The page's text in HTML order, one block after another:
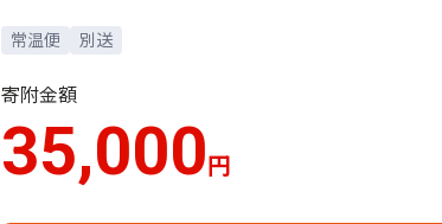
常温便 別送
寄附金額
35,000円